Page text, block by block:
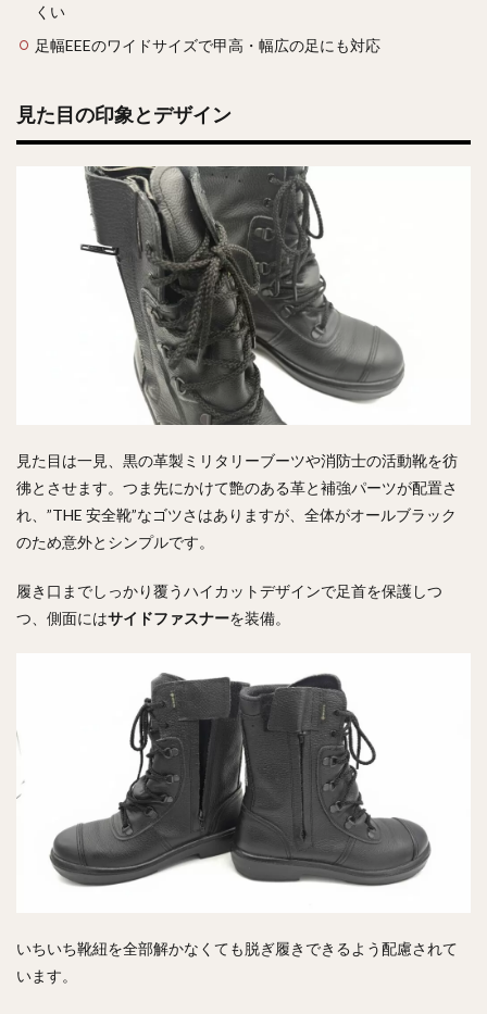
くい
足幅EEEのワイドサイズで甲高・幅広の足にも対応
見た目の印象とデザイン
見た目は一見、黒の革製ミリタリーブーツや消防士の活動靴を彷
彿とさせます。つま先にかけて艶のある革と補強パーツが配置さ
れ、”THE 安全靴”なゴツさはありますが、全体がオールブラック
のため意外とシンプルです。
履き口までしっかり覆うハイカットデザインで足首を保護しつ
つ、側面にはサイドファスナーを装備。
いちいち靴紐を全部解かなくても脱ぎ履きできるよう配慮されて
います。